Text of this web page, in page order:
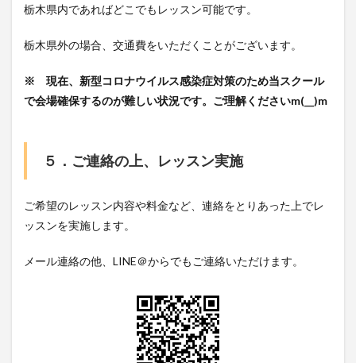
栃木県内であればどこでもレッスン可能です。
栃木県外の場合、交通費をいただくことがございます。
※ 現在、新型コロナウイルス感染症対策のため当スクール
で会場確保するのが難しい状況です。ご理解くださいm(__)m
５．ご連絡の上、レッスン実施
ご希望のレッスン内容や料金など、連絡をとりあった上でレ
ッスンを実施します。
メール連絡の他、LINE＠からでもご連絡いただけます。